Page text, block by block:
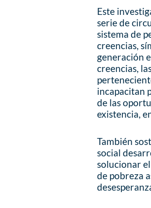
Este
serie de
sistema de
creencias,
generación
creencias,
incapacitan
de las
existencia,
También
social
solucionar
de pobreza